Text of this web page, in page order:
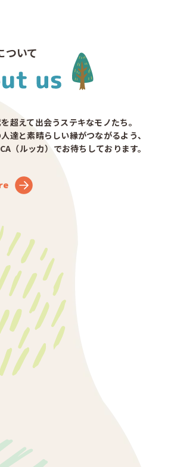
ついて
超えて出会うステキなモノたち。
達と素晴らしい縁がつながるよう、
（ルッカ）でお待ちしております。